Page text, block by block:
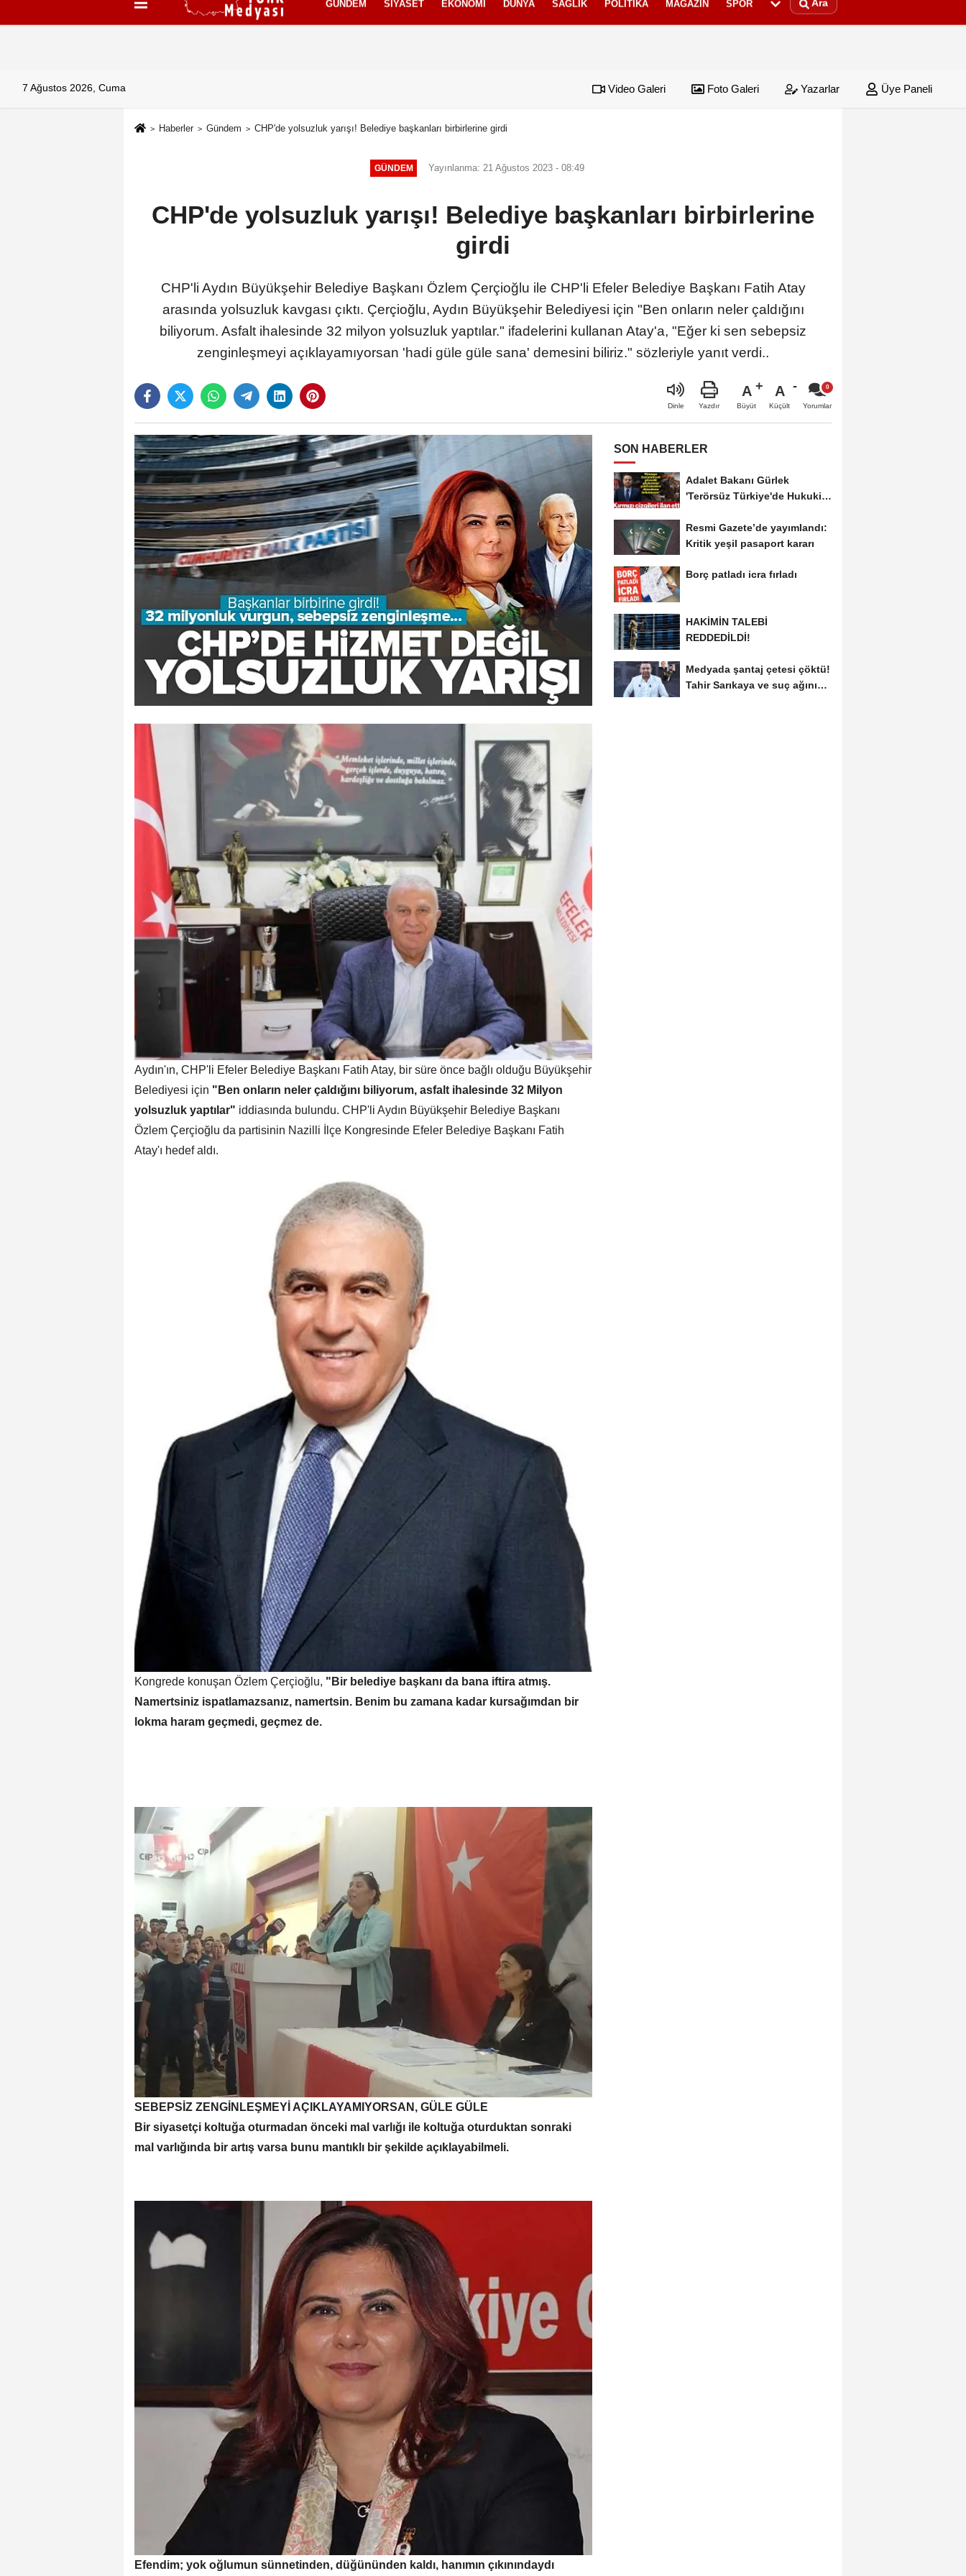
İletişim Çerez Politikası
GÜNDEM SIYASET EKONOMI DÜNYA SAĞLIK POLITIKA MAGAZIN SPOR Ara
7 Ağustos 2026, Cuma Video Galeri Foto Galeri Yazarlar Üye Paneli
Haberler Gündem CHP'de yolsuzluk yarışı! Belediye başkanları birbirlerine girdi
GÜNDEM Yayınlanma: 21 Ağustos 2023 - 08:49
CHP'de yolsuzluk yarışı! Belediye başkanları birbirlerine
girdi
CHP'li Aydın Büyükşehir Belediye Başkanı Özlem Çerçioğlu ile CHP'li Efeler Belediye Başkanı Fatih Atay
arasında yolsuzluk kavgası çıktı. Çerçioğlu, Aydın Büyükşehir Belediyesi için "Ben onların neler çaldığını
biliyorum. Asfalt ihalesinde 32 milyon yolsuzluk yaptılar." ifadelerini kullanan Atay'a, "Eğer ki sen sebepsiz
zenginleşmeyi açıklayamıyorsan 'hadi güle güle sana' demesini biliriz." sözleriyle yanıt verdi..
Dinle Yazdır
A
Büyüt
A
Küçült Yorumlar
Aydın'ın, CHP'li Efeler Belediye Başkanı Fatih Atay, bir süre önce bağlı olduğu Büyükşehir
Belediyesi için "Ben onların neler çaldığını biliyorum, asfalt ihalesinde 32 Milyon
yolsuzluk yaptılar" iddiasında bulundu. CHP'li Aydın Büyükşehir Belediye Başkanı
Özlem Çerçioğlu da partisinin Nazilli İlçe Kongresinde Efeler Belediye Başkanı Fatih
Atay'ı hedef aldı.
Kongrede konuşan Özlem Çerçioğlu, "Bir belediye başkanı da bana iftira atmış.
Namertsiniz ispatlamazsanız, namertsin. Benim bu zamana kadar kursağımdan bir
lokma haram geçmedi, geçmez de.
SEBEPSİZ ZENGİNLEŞMEYİ AÇIKLAYAMIYORSAN, GÜLE GÜLE
Bir siyasetçi koltuğa oturmadan önceki mal varlığı ile koltuğa oturduktan sonraki
mal varlığında bir artış varsa bunu mantıklı bir şekilde açıklayabilmeli.
Efendim; yok oğlumun sünnetinden, düğününden kaldı, hanımın çıkınındaydı
SON HABERLER
Adalet Bakanı Gürlek
'Terörsüz Türkiye'de Hukuki
Resmi Gazete’de yayımlandı:
Kritik yeşil pasaport kararı
Borç patladı icra fırladı
HAKİMİN TALEBİ
REDDEDİLDİ!
Medyada şantaj çetesi çöktü!
Tahir Sarıkaya ve suç ağının